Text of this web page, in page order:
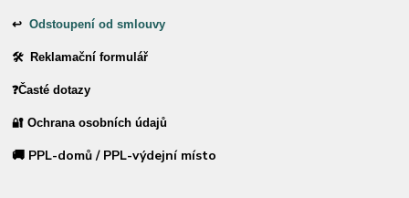
↩Odstoupení od smlouvy
🛠 Reklamační formulář
❓Časté dotazy
🔐 Ochrana osobních údajů
🚚 PPL-domů / PPL-výdejní místo